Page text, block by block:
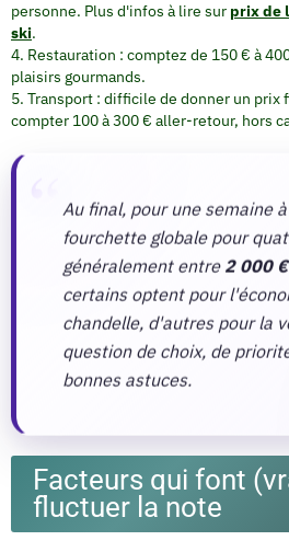
personne. Plus d'infos à lire sur prix de
ski.
Restauration : comptez de 150 € à
plaisirs gourmands.
Transport : difficile de donner un
compter 100 à 300 € aller-retour, hors
Au final, pour une semaine
fourchette globale pour
généralement entre 2 000
certains optent pour
chandelle, d'autres pour la
question de choix, de
bonnes astuces.
Facteurs qui font
fluctuer la note